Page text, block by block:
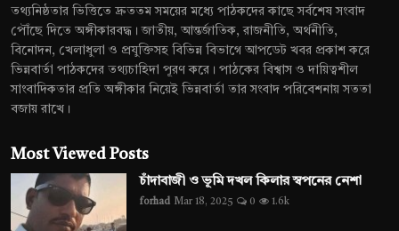
তথ্যনিষ্ঠতার ভিত্তিতে দ্রুততম সময়ের মধ্যে পাঠকদের কাছে সর্বশেষ সংবাদ
পৌঁছে দিতে অঙ্গীকারবদ্ধ। জাতীয়, আন্তর্জাতিক, রাজনীতি, অর্থনীতি,
বিনোদন, খেলাধুলা ও প্রযুক্তিসহ বিভিন্ন বিভাগে আপডেট খবর প্রকাশ করে
ভিন্নবার্তা পাঠকদের তথ্যচাহিদা পূরণ করে। পাঠকের বিশ্বাস ও দায়িত্বশীল
সাংবাদিকতার প্রতি অঙ্গীকার নিয়েই ভিন্নবার্তা তার সংবাদ পরিবেশনায় সততা
বজায় রাখে।
Most Viewed Posts
চাঁদাবাজী ও ভূমি দখল কিলার স্বপনের নেশা
forhad Mar 18, 2025 0 1.6k